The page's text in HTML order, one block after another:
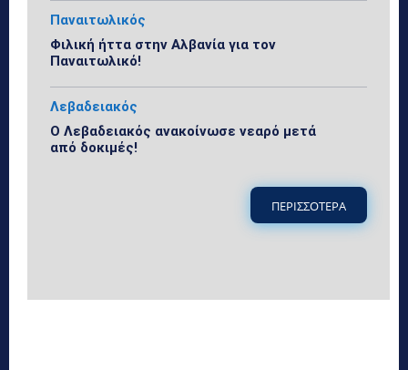
Παναιτωλικός
Φιλική ήττα στην Αλβανία για τον
Παναιτωλικό!
Λεβαδειακός
Ο Λεβαδειακός ανακοίνωσε νεαρό μετά
από δοκιμές!
ΠΕΡΙΣΣΟΤΕΡΑ